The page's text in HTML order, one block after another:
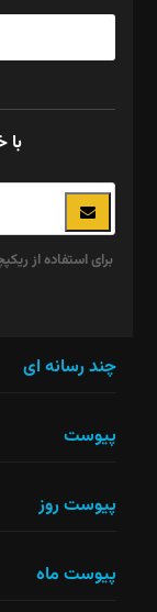
با
نباید
شود.
چند رسانه ای
پیوست
پیوست روز
پیوست ماه